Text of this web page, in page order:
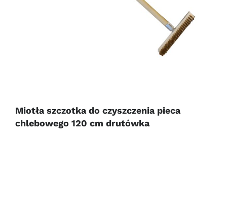
Miotła szczotka do czyszczenia pieca
chlebowego 120 cm drutówka